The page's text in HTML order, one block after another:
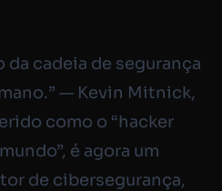
da cadeia de segurança
— Kevin Mitnick,
como o “hacker
é agora um
de cibersegurança,